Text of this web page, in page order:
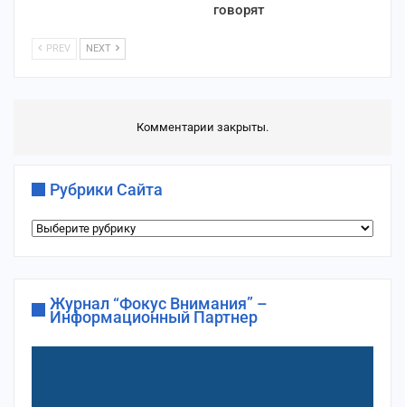
говорят
PREV NEXT
Комментарии закрыты.
Рубрики Сайта
Рубрики
Журнал “Фокус Внимания” –
Информационный Партнер